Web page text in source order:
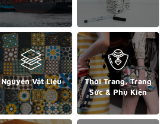
Nguyên Vật Liệu
Thời Trang, Trang
Sức & Phụ Kiện